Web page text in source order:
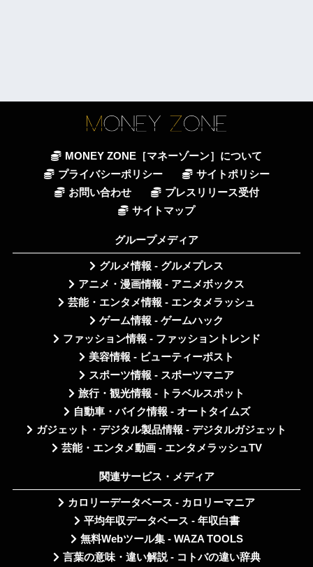
MONEY ZONE［マネーゾーン］について
プライバシーポリシー
サイトポリシー
お問い合わせ
プレスリリース受付
サイトマップ
グループメディア
グルメ情報 - グルメプレス
アニメ・漫画情報 - アニメボックス
芸能・エンタメ情報 - エンタメラッシュ
ゲーム情報 - ゲームハック
ファッション情報 - ファッショントレンド
美容情報 - ビューティーポスト
スポーツ情報 - スポーツマニア
旅行・観光情報 - トラベルスポット
自動車・バイク情報 - オートタイムズ
ガジェット・デジタル製品情報 - デジタルガジェット
芸能・エンタメ動画 - エンタメラッシュTV
関連サービス・メディア
カロリーデータベース - カロリーマニア
平均年収データベース - 年収白書
無料Webツール集 - WAZA TOOLS
言葉の意味・違い解説 - コトバの違い辞典